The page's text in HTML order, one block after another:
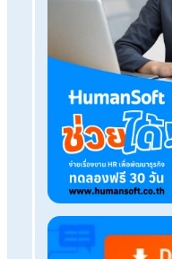
Tags:
ระบบ hrm
เรื่องที่คุณอาจ
จ้างบ